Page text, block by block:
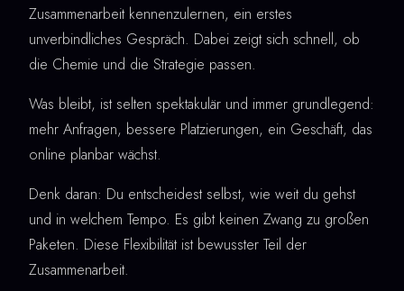
Zusammenarbeit kennenzulernen, ein erstes
unverbindliches Gespräch. Dabei zeigt sich schnell, ob
die Chemie und die Strategie passen.
Was bleibt, ist selten spektakulär und immer grundlegend:
mehr Anfragen, bessere Platzierungen, ein Geschäft, das
online planbar wächst.
Denk daran: Du entscheidest selbst, wie weit du gehst
und in welchem Tempo. Es gibt keinen Zwang zu großen
Paketen. Diese Flexibilität ist bewusster Teil der
Zusammenarbeit.